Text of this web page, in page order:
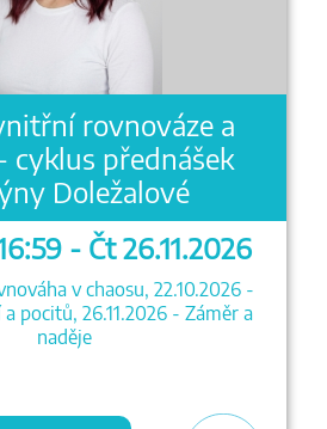
rovnováze a
cyklus přednášek
Doležalové
- Čt 26.11.2026
v chaosu, 22.10.2026 -
pocitů, 26.11.2026 - Záměr a
naděje